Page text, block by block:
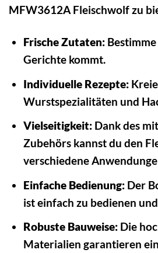
MFW3612A Fleischwolf zu
Frische Zutaten:Bestimme
Gerichte kommt.
Individuelle Rezepte:
Wurstspezialitäten und
Vielseitigkeit:Dank des
Zubehörs kannst du den
verschiedene
Einfache Bedienung:Der
ist einfach zu bedienen
Robuste Bauweise:Die
Materialien garantieren